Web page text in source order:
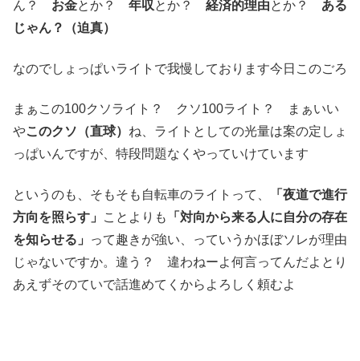
ん？ お金とか？ 年収とか？ 経済的理由とか？ ある
じゃん？（迫真）
なのでしょっぱいライトで我慢しております今日このごろ
まぁこの100クソライト？ クソ100ライト？ まぁいい
やこのクソ（直球） ね、ライトとしての光量は案の定しょ
っぱいんですが、特段問題なくやっていけています
というのも、そもそも自転車のライトって、
「夜道で進行
方向を照らす」
ことよりも
「対向から来る人に自分の存在
を知らせる」
って趣きが強い、っていうかほぼソレが理由
じゃないですか。違う？ 違わねーよ何言ってんだよとり
あえずそのていで話進めてくからよろしく頼むよ